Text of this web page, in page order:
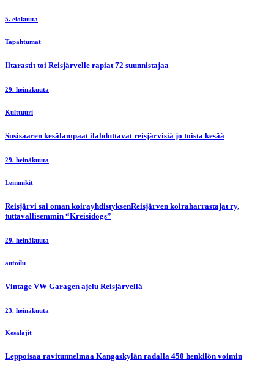
5. elokuuta
Tapahtumat
Iltarastit toi Reisjärvelle rapiat 72 suunnistajaa
29. heinäkuuta
Kulttuuri
Susisaaren kesälampaat ilahduttavat reisjärvisiä jo toista kesää
29. heinäkuuta
Lemmikit
Reisjärvi sai oman koirayhdistyksenReisjärven koiraharrastajat ry,
tuttavallisemmin “Kreisidogs”
29. heinäkuuta
autoilu
Vintage VW Garagen ajelu Reisjärvellä
23. heinäkuuta
Kesälajit
Leppoisaa ravitunnelmaa Kangaskylän radalla 450 henkilön voimin